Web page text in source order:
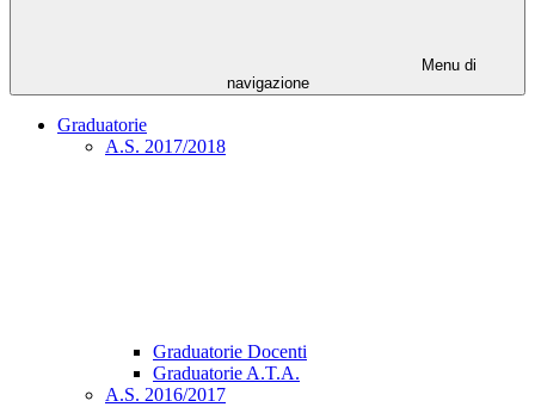
Menu di
navigazione
Graduatorie
A.S. 2017/2018
Graduatorie Docenti
Graduatorie A.T.A.
A.S. 2016/2017